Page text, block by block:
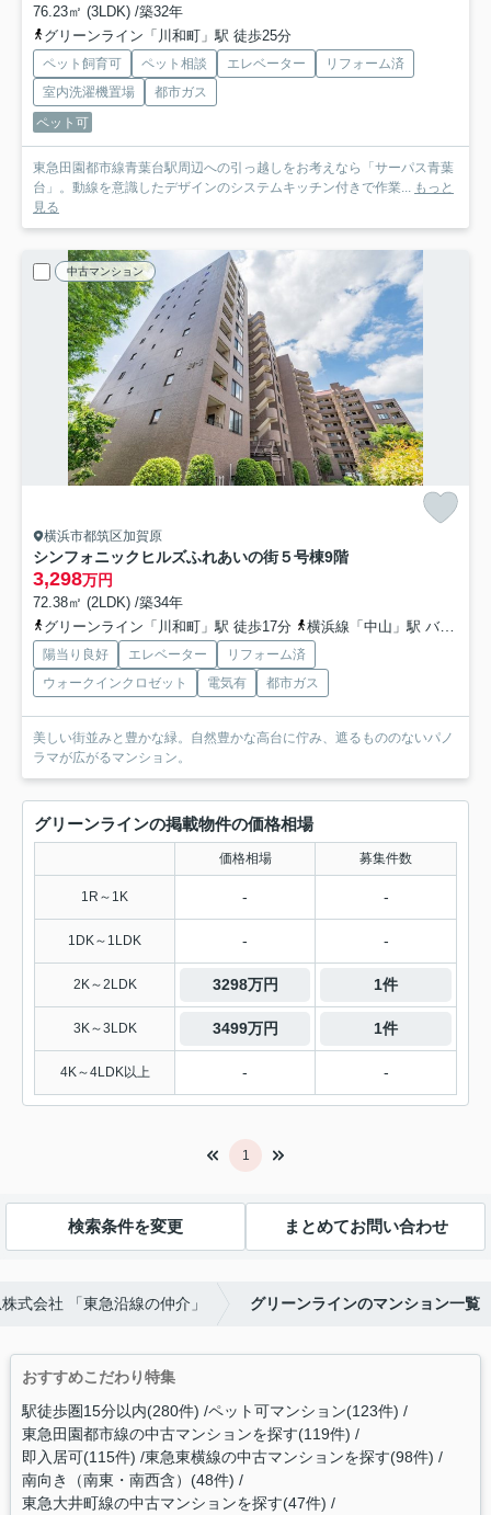
76.23㎡ (3LDK) /築32年
グリーンライン「川和町」駅 徒歩25分
ペット飼育可 ペット相談 エレベーター
リフォーム済
室内洗濯機置場
都市ガス
ペット可
東急田園都市線青葉台駅周辺への引っ越しをお考えなら「サーパス青葉
台」。動線を意識したデザインのシステムキッチン付きで作業...
もっと
見る
中古マンション
横浜市都筑区加賀原
シンフォニックヒルズふれあいの街５号棟9階
3,298万円
72.38㎡ (2LDK) /築34年
グリーンライン「川和町」駅 徒歩17分
横浜線「中山」駅 バス12分 「加賀原」 停歩2分
陽当り良好 エレベーター
リフォーム済
ウォークインクロゼット
電気有 都市ガス
美しい街並みと豊かな緑。自然豊かな高台に佇み、遮るもののないパノ
ラマが広がるマンション。
グリーンラインの掲載物件の価格相場
価格相場 募集件数
1R～1K - -
1DK～1LDK - -
2K～2LDK 3298万円 1件
3K～3LDK 3499万円 1件
4K～4LDK以上 - -
1
検索条件を変更 まとめてお問い合わせ
式会社 「東急沿線の仲介」 グリーンラインのマンション一覧
おすすめこだわり特集
駅徒歩圏15分以内(280件) ペット可マンション(123件)
東急田園都市線の中古マンションを探す(119件)
即入居可(115件) 東急東横線の中古マンションを探す(98件)
南向き（南東・南西含）(48件)
東急大井町線の中古マンションを探す(47件)